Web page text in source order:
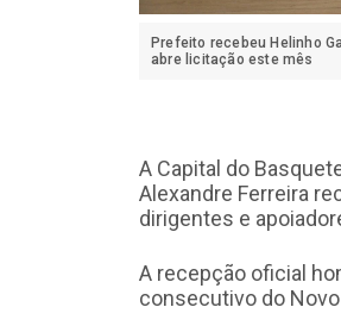
Prefeito recebeu Helinho
abre licitação este mês
A Capital do
Alexandre Ferreira
dirigentes e
A recepção oficial
consecutivo do